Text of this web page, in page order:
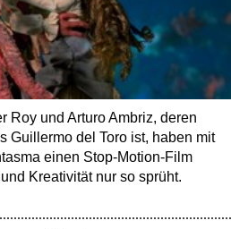
Roy und Arturo Ambriz, deren
Guillermo del Toro ist, haben mit
einen Stop-Motion-Film
Kreativität nur so sprüht.